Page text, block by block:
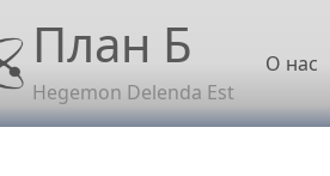
План Б
Hegemon Delenda Est
О нас